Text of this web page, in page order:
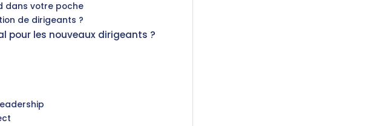
dans votre poche
de dirigeants ?
pour les nouveaux dirigeants ?